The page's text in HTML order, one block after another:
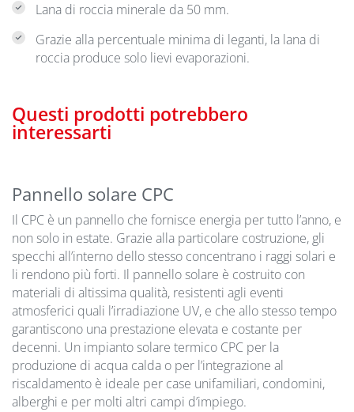
Lana di roccia minerale da 50 mm.
Grazie alla percentuale minima di leganti, la lana di
roccia produce solo lievi evaporazioni.
Questi prodotti potrebbero
interessarti
Pannello solare CPC
Il CPC è un pannello che fornisce energia per tutto l’anno, e
non solo in estate. Grazie alla particolare costruzione, gli
specchi all’interno dello stesso concentrano i raggi solari e
li rendono più forti. Il pannello solare è costruito con
materiali di altissima qualità, resistenti agli eventi
atmosferici quali l’irradiazione UV, e che allo stesso tempo
garantiscono una prestazione elevata e costante per
decenni. Un impianto solare termico CPC per la
produzione di acqua calda o per l’integrazione al
riscaldamento è ideale per case unifamiliari, condomini,
alberghi e per molti altri campi d’impiego.